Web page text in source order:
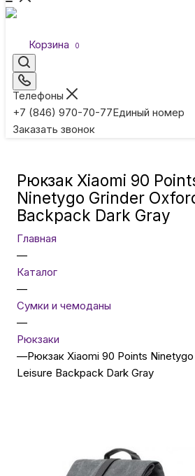
Корзина 0
Телефоны
+7 (846) 970-70-77Единый номер
Заказать звонок
Умные
ТВ и
Рюкзак Xiaomi 90
Ninetygo Grinder
Backpack Dark Gray
Главная
—
Каталог
—
Сумки и чемоданы
—
Рюкзаки
—Рюкзак Xiaomi 90 Points
Leisure Backpack Dark Gray